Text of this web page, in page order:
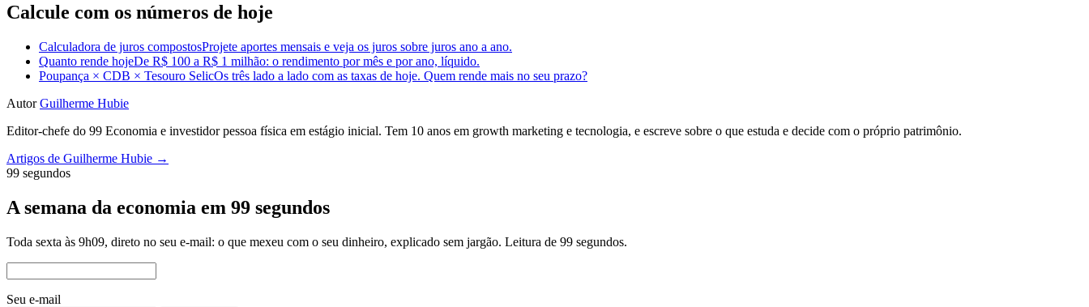
Calcule com os números de hoje
Calculadora de juros compostosProjete aportes mensais e veja os juros sobre juros ano a ano.
Quanto rende hojeDe R$ 100 a R$ 1 milhão: o rendimento por mês e por ano, líquido.
Poupança × CDB × Tesouro SelicOs três lado a lado com as taxas de hoje. Quem rende mais no seu prazo?
Autor Guilherme Hubie
Editor-chefe do 99 Economia e investidor pessoa física em estágio inicial. Tem 10 anos em growth marketing e tecnologia, e escreve sobre o que estuda e decide com o próprio patrimônio.
Artigos de Guilherme Hubie →
99 segundos
A semana da economia em 99 segundos
Toda sexta às 9h09, direto no seu e-mail: o que mexeu com o seu dinheiro, explicado sem jargão. Leitura de 99 segundos.
Seu e-mail